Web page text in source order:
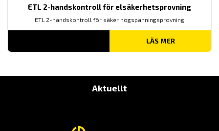
ETL 2-handskontroll för elsäkerhetsprovning
ETL 2-handskontroll för säker högspänningsprovning
LÄS MER
Aktuellt